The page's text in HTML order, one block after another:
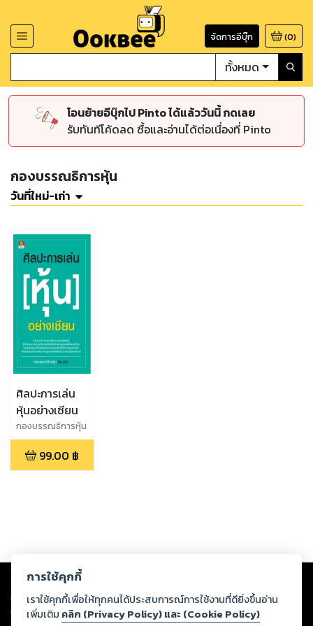
จัดการอีบุ๊ก (0)
ทั้งหมด
โอนย้ายอีบุ๊กไป Pinto ได้แล้ววันนี้ กดเลย
รับทันทีโค้ดลด ซื้อและอ่านได้ต่อเนื่องที่ Pinto
กองบรรณธิการหุ้น
วันที่ใหม่-เก่า
ศิลปะการเล่น
หุ้นอย่างเซียน
กองบรรณธิการหุ้น
99.00 ฿
Copyright © 2026
ต่อผลงานหรือเนื้อหาใดที่อัปโหลดผ่านเว็บไซต์และปรากฏว่าละเมิดสิทธิใน
ทรัพย์สินทางปัญญาของบุคคลอื่นหรือขัดต่อกฎหมายและศีลธรรม ดังนั้น ผู้อ่าน
ทุกท่านโปรดใช้วิจารณญาณในการกลั่นกรองด้วยตนเอง และหากท่านพบว่าส่วน
การใช้คุกกี้
เราใช้คุกกี้เพื่อให้ทุกคนได้ประสบการณ์การใช้งานที่ดียิ่งขึ้นอ่าน
เพิ่มเติม คลิก (Privacy Policy) และ (Cookie Policy)